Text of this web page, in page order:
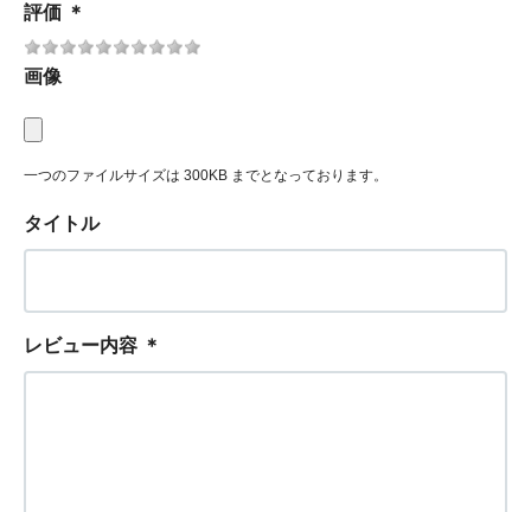
評価 ＊
画像
一つのファイルサイズは 300KB までとなっております。
タイトル
レビュー内容 ＊